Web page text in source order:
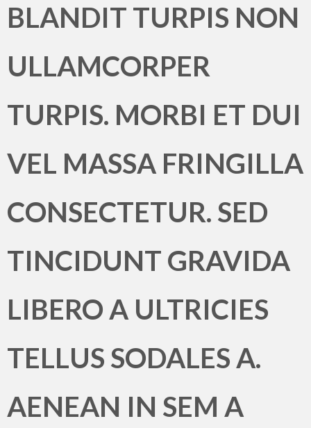
BLANDIT TURPIS NON
ULLAMCORPER
TURPIS. MORBI ET DUI
VEL MASSA FRINGILLA
CONSECTETUR. SED
TINCIDUNT GRAVIDA
LIBERO A ULTRICIES
TELLUS SODALES A.
AENEAN IN SEM A